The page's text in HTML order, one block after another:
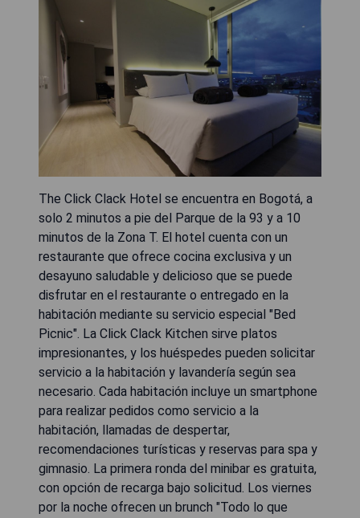
The Click Clack Hotel se encuentra en Bogotá, a
solo 2 minutos a pie del Parque de la 93 y a 10
minutos de la Zona T. El hotel cuenta con un
restaurante que ofrece cocina exclusiva y un
desayuno saludable y delicioso que se puede
disfrutar en el restaurante o entregado en la
habitación mediante su servicio especial "Bed
Picnic". La Click Clack Kitchen sirve platos
impresionantes, y los huéspedes pueden solicitar
servicio a la habitación y lavandería según sea
necesario. Cada habitación incluye un smartphone
para realizar pedidos como servicio a la
habitación, llamadas de despertar,
recomendaciones turísticas y reservas para spa y
gimnasio. La primera ronda del minibar es gratuita,
con opción de recarga bajo solicitud. Los viernes
por la noche ofrecen un brunch "Todo lo que